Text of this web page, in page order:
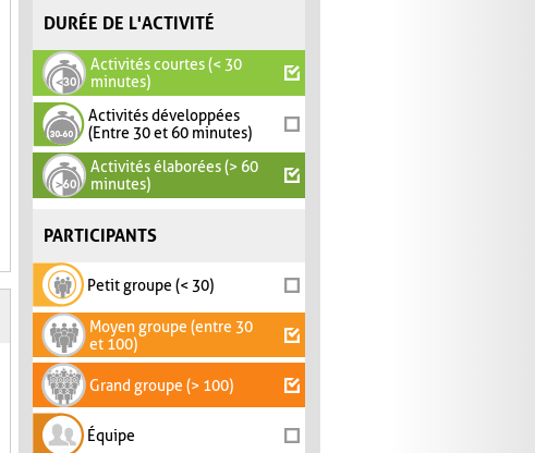
DURÉE DE L'ACTIVITÉ
Activités courtes (< 30
minutes)
Activités développées
(Entre 30 et 60 minutes)
Activités élaborées (> 60
minutes)
PARTICIPANTS
Petit groupe (< 30)
Moyen groupe (entre 30
et 100)
Grand groupe (> 100)
Équipe